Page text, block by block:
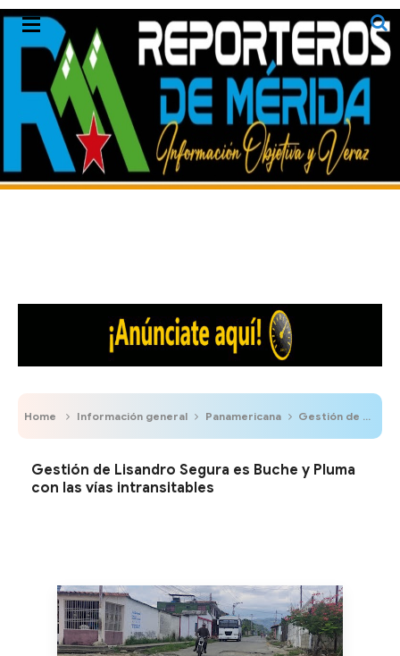
Home Información general Panamericana Gestión de Lisandro Segura es Buche y Pluma con las vías intransitables
Gestión de Lisandro Segura es Buche y Pluma
con las vías intransitables